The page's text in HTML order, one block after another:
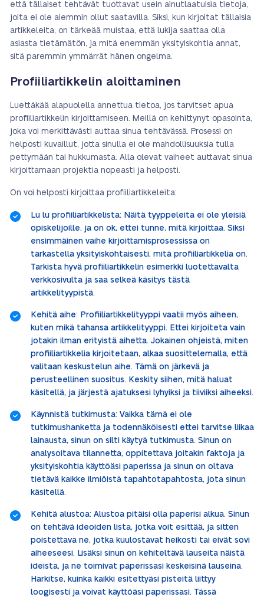
että tällaiset tehtävät tuottavat usein ainutlaatuisia tietoja,
joita ei ole aiemmin ollut saatavilla. Siksi, kun kirjoitat tällaisia
artikkeleita, on tärkeää muistaa, että lukija saattaa olla
asiasta tietämätön, ja mitä enemmän yksityiskohtia annat,
sitä paremmin ymmärrät hänen ongelma.
Profiiliartikkelin aloittaminen
Luettäkää alapuolella annettua tietoa, jos tarvitset apua
profiiliartikkelin kirjoittamiseen. Meillä on kehittynyt opasointa,
joka voi merkittävästi auttaa sinua tehtävässä. Prosessi on
helposti kuvaillut, jotta sinulla ei ole mahdollisuuksia tulla
pettymään tai hukkumasta. Alla olevat vaiheet auttavat sinua
kirjoittamaan projektia nopeasti ja helposti.
On voi helposti kirjoittaa profiiliartikkeleita:
Lu lu profiiliartikkelista: Näitä tyyppeleita ei ole yleisiä
opiskelijoille, ja on ok, ettei tunne, mitä kirjoittaa. Siksi
ensimmäinen vaihe kirjoittamisprosessissa on
tarkastella yksityiskohtaisesti, mitä profiiliartikkelia on.
Tarkista hyvä profiiliartikkelin esimerkki luotettavalta
verkkosivulta ja saa selkeä käsitys tästä
artikkelityypistä.
Kehitä aihe: Profiiliartikkelityyppi vaatii myös aiheen,
kuten mikä tahansa artikkelityyppi. Ettei kirjoiteta vain
jotakin ilman erityistä aihetta. Jokainen ohjeistä, miten
profiiliartikkelia kirjoitetaan, alkaa suosittelemalla, että
valitaan keskustelun aihe. Tämä on järkevä ja
perusteellinen suositus. Keskity siihen, mitä haluat
käsitellä, ja järjestä ajatuksesi lyhyiksi ja tiiviiksi aiheeksi.
Käynnistä tutkimusta: Vaikka tämä ei ole
tutkimushanketta ja todennäköisesti ettei tarvitse liikaa
lainausta, sinun on silti käytyä tutkimusta. Sinun on
analysoitava tilannetta, oppitettava joitakin faktoja ja
yksityiskohtia käyttöäsi paperissa ja sinun on oltava
tietävä kaikke ilmiöistä tapahtotapahtosta, jota sinun
käsitellä.
Kehitä alustoa: Alustoa pitäisi olla paperisi alkua. Sinun
on tehtävä ideoiden lista, jotka voit esittää, ja sitten
poistettava ne, jotka kuulostavat heikosti tai eivät sovi
aiheeseesi. Lisäksi sinun on kehiteltävä lauseita näistä
ideista, ja ne toimivat paperissasi keskeisinä lauseina.
Harkitse, kuinka kaikki esitettyäsi pisteitä liittyy
loogisesti ja voivat käyttöäsi paperissasi. Tässä